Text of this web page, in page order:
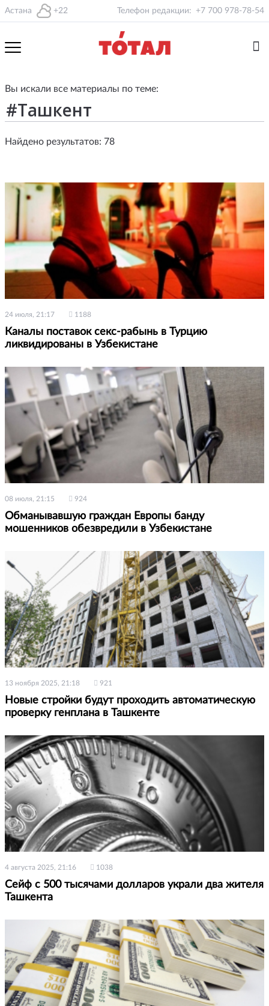
Астана +22 Телефон редакции: +7 700 978-78-54
Вы искали все материалы по теме:
Найдено результатов: 78
24 июля, 21:17 1188
Каналы поставок секс-рабынь в Турцию
ликвидированы в Узбекистане
08 июля, 21:15 924
Обманывавшую граждан Европы банду
мошенников обезвредили в Узбекистане
13 ноября 2025, 21:18 921
Новые стройки будут проходить автоматическую
проверку генплана в Ташкенте
4 августа 2025, 21:16 1038
Сейф с 500 тысячами долларов украли два жителя
Ташкента